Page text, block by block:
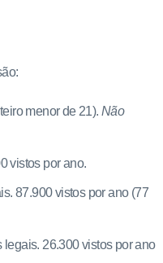
menor de 21).Não
vistos por ano.
87.900 vistos por ano (77
26.300 vistos por ano